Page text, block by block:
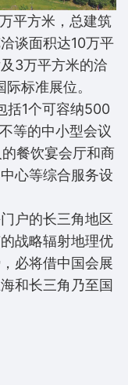
平方米，总建筑
谈面积达10万平
3万平方米的洽
标准展位。
括1个可容纳500
等的中小型会议
餐饮宴会厅和商
心等综合服务设
户的长三角地区
战略辐射地理优
必将借中国会展
和长三角乃至国